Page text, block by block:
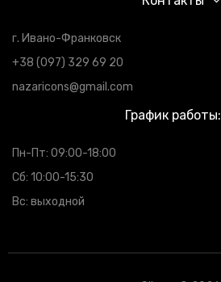
г. Ивано-Франковск
+38 (097) 329 69 20
nazaricons@gmail.com
График работы:
Пн-Пт: 09:00-18:00
Сб: 10:00-15:30
Вс: выходной